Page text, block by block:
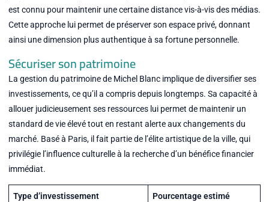
est connu pour maintenir une certaine distance vis-à-vis des médias.
Cette approche lui permet de préserver son espace privé, donnant
ainsi une dimension plus authentique à sa fortune personnelle.
Sécuriser son patrimoine
La gestion du patrimoine de Michel Blanc implique de diversifier ses
investissements, ce qu’il a compris depuis longtemps. Sa capacité à
allouer judicieusement ses ressources lui permet de maintenir un
standard de vie élevé tout en restant alerte aux changements du
marché. Basé à Paris, il fait partie de l’élite artistique de la ville, qui
privilégie l’influence culturelle à la recherche d’un bénéfice financier
immédiat.
Type d’investissement Pourcentage estimé